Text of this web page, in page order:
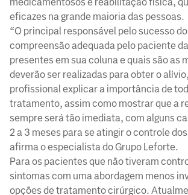
medicamentosos e reabilitação física,
eficazes na grande maioria das pessoas.
“O principal responsável pelo sucesso
compreensão adequada pelo paciente
presentes em sua coluna e quais são as
deverão ser realizadas para obter o
profissional explicar a importância de
tratamento, assim como mostrar que a
sempre será tão imediata, com alguns
2 a 3 meses para se atingir o controle
afirma o especialista do Grupo Leforte.
Para os pacientes que não tiveram
sintomas com uma abordagem menos
opções de tratamento cirúrgico.